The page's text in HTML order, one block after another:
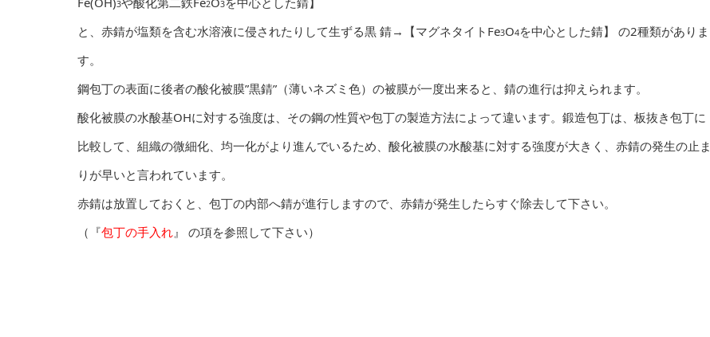
3 2 3
と、赤錆が塩類を含む水溶液に侵されたりして生ずる黒 錆→【マグネタイトFe3O4を中心とした錆】 の2種類がありま
す。
鋼包丁の表面に後者の酸化被膜”黒錆”（薄いネズミ色）の被膜が一度出来ると、錆の進行は抑えられます。
酸化被膜の水酸基OHに対する強度は、その鋼の性質や包丁の製造方法によって違います。鍛造包丁は、板抜き包丁に
比較して、組織の微細化、均一化がより進んでいるため、酸化被膜の水酸基に対する強度が大きく、赤錆の発生の止ま
りが早いと言われています。
赤錆は放置しておくと、包丁の内部へ錆が進行しますので、赤錆が発生したらすぐ除去して下さい。
（『包丁の手入れ』 の項を参照して下さい）